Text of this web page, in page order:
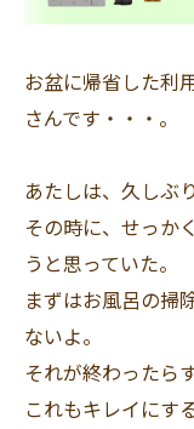
お盆に帰省した利
さんです・・・。
あたしは、久しぶ
その時に、せっか
うと思っていた。
まずはお風呂の掃
ないよ。
それが終わったら
これもキレイにす